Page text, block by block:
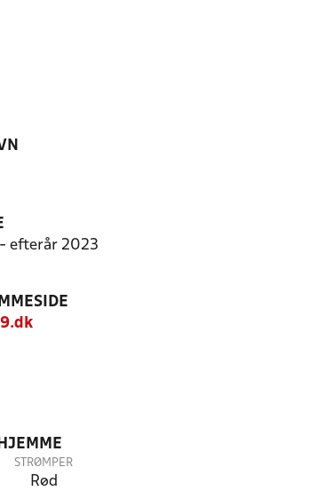
efterår 2023
STRØMPER
Rød